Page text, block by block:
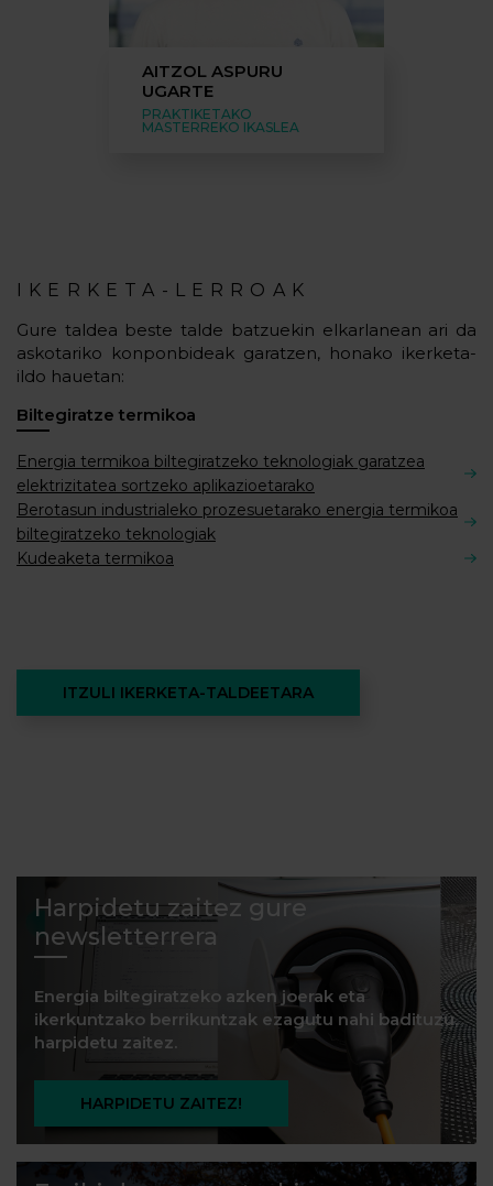
AITZOL ASPURU
UGARTE
PRAKTIKETAKO
MASTERREKO IKASLEA
IKERKETA-LERROAK
Gure taldea beste talde batzuekin elkarlanean ari da
askotariko konponbideak garatzen, honako ikerketa-
ildo hauetan:
Biltegiratze termikoa
Energia termikoa biltegiratzeko teknologiak garatzea
elektrizitatea sortzeko aplikazioetarako
Berotasun industrialeko prozesuetarako energia termikoa
biltegiratzeko teknologiak
Kudeaketa termikoa
ITZULI IKERKETA-TALDEETARA
Harpidetu zaitez gure
newsletterrera
Energia biltegiratzeko azken joerak eta
ikerkuntzako berrikuntzak ezagutu nahi badituzu,
harpidetu zaitez.
HARPIDETU ZAITEZ!